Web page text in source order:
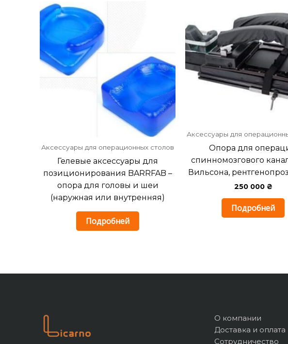
Аксессуары для операционных столов
Гелевые аксессуары для
позиционирования BARRFAB –
опора для головы и шеи
(наружная или внутренняя)
Подробней
Аксессуары для
Опора для
спинномозгового
Вильсона,
250 000 ₴
Подробней
О компании
Доставка и оплата
Сотрудничество